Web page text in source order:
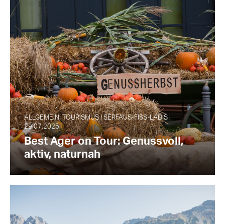
ALLGEMEIN, TOURISMUS | SERFAUS-FISS-LADIS |
29.07.2025
Best Ager on Tour: Genussvoll,
aktiv, naturnah